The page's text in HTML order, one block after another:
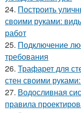
24. Построить
своими руками:
работ
25. Подключение
требования
26. Трафарет для
стен своими
27. Водосливная
правила